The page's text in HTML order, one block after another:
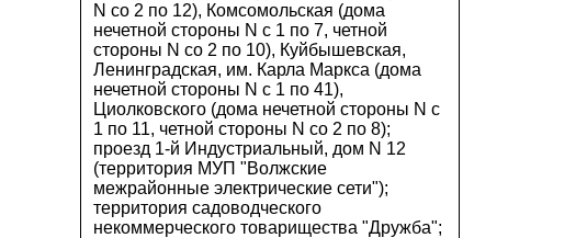
N со 2 по 12), Комсомольская (дома
нечетной стороны N с 1 по 7, четной
стороны N со 2 по 10), Куйбышевская,
Ленинградская, им. Карла Маркса (дома
нечетной стороны N с 1 по 41),
Циолковского (дома нечетной стороны N с
1 по 11, четной стороны N со 2 по 8);
проезд 1-й Индустриальный, дом N 12
(территория МУП "Волжские
межрайонные электрические сети");
территория садоводческого
некоммерческого товарищества "Дружба";